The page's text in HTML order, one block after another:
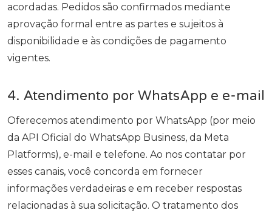
acordadas. Pedidos são confirmados mediante
aprovação formal entre as partes e sujeitos à
disponibilidade e às condições de pagamento
vigentes.
4. Atendimento por WhatsApp e e-mail
Oferecemos atendimento por WhatsApp (por meio
da API Oficial do WhatsApp Business, da Meta
Platforms), e-mail e telefone. Ao nos contatar por
esses canais, você concorda em fornecer
informações verdadeiras e em receber respostas
relacionadas à sua solicitação. O tratamento dos